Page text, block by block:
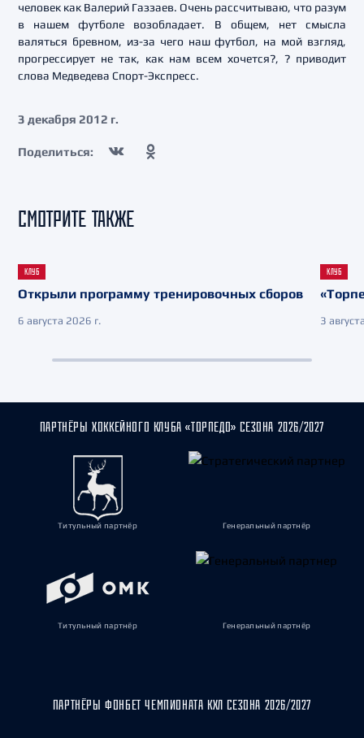
человек как Валерий Газзаев. Очень рассчитываю, что разум
в нашем футболе возобладает. В общем, нет смысла
валяться бревном, из-за чего наш футбол, на мой взгляд,
прогрессирует не так, как нам всем хочется?, ? приводит
слова Медведева Спорт-Экспресс.
3 декабря 2012 г.
Поделиться:
СМОТРИТЕ ТАКЖЕ
КЛУБ
Открыли программу тренировочных сборов
6 августа 2026 г.
КЛУБ
3
ПАРТНЁРЫ ХОККЕЙНОГО КЛУБА «ТОРПЕДО» СЕЗОНА 2026/2027
Титульный партнёр Генеральный партнёр
Титульный партнёр Генеральный партнёр
ПАРТНЁРЫ ФОНБЕТ ЧЕМПИОНАТА КХЛ СЕЗОНА 2026/2027